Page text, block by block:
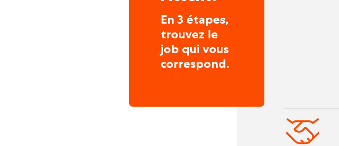
En 3 étapes,
trouvez le
job qui vous
correspond.